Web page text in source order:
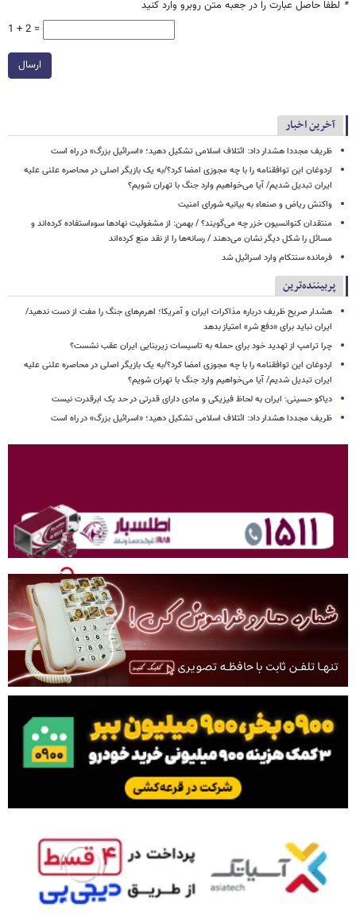
* لطفا حاصل عبارت را در جعبه متن روبرو وارد کنید
1 + 2 =
ارسال
آخرین اخبار
ظریف مجددا هشدار داد: ائتلاف اسلامی تشکیل دهید؛ «اسرائیل بزرگ» در راه است
اردوغان این توافقنامه را با چه مجوزی امضا کرد؟/به یک بازیگر اصلی در محاصره علنی علیه
ایران تبدیل شدیم/ آیا می‌خواهیم وارد جنگ با تهران شویم؟
واکنش ریاض و صنعاء به بیانیه شورای امنیت
منتقدان کنوانسیون خزر چه می‌گویند؟ / بهمن: از مشغولیت نهادها سوءاستفاده کرده‌اند و
مسائل را شکل دیگر نشان می‌دهند / رسانه‌ها را از نقد منع کرده‌اند
فرمانده سنتکام وارد اسرائیل شد
پربیننده‌ترین
هشدار صریح ظریف درباره مذاکرات ایران و آمریکا؛ اهرم‌های جنگ را مفت از دست ندهید/
ایران نباید برای «دفع شر» امتیاز بدهد
چرا ترامپ از تهدید خود برای حمله به تاسیسات زیربنایی ایران عقب نشست؟
اردوغان این توافقنامه را با چه مجوزی امضا کرد؟/به یک بازیگر اصلی در محاصره علنی علیه
ایران تبدیل شدیم/ آیا می‌خواهیم وارد جنگ با تهران شویم؟
دیاکو حسینی: ایران به لحاظ فیزیکی و مادی دارای قدرتی در حد یک ابرقدرت نیست
ظریف مجددا هشدار داد: ائتلاف اسلامی تشکیل دهید؛ «اسرائیل بزرگ» در راه است